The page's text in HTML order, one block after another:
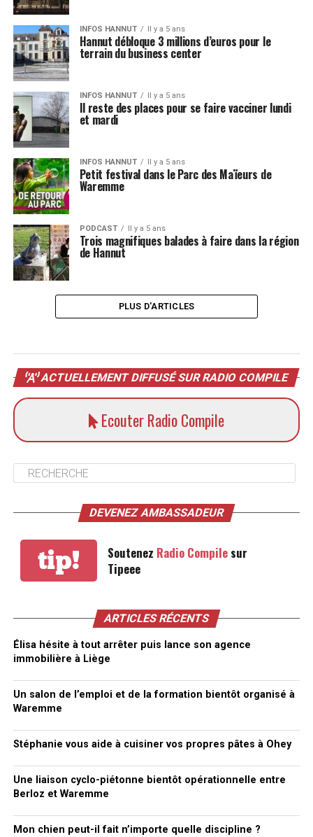
INFOS HANNUT Il y a 5 ans
Hannut débloque 3 millions d’euros pour le
terrain du business center
INFOS HANNUT Il y a 5 ans
Il reste des places pour se faire vacciner lundi
et mardi
INFOS HANNUT Il y a 5 ans
Petit festival dans le Parc des Maïeurs de
Waremme
PODCAST Il y a 5 ans
Trois magnifiques balades à faire dans la région
de Hannut
PLUS D'ARTICLES
ACTUELLEMENT DIFFUSÉ SUR RADIO COMPILE
Ecouter Radio Compile
DEVENEZ AMBASSADEUR
tip! Soutenez Radio Compilesur
Tipeee
ARTICLES RÉCENTS
Élisa hésite à tout arrêter puis lance son agence
immobilière à Liège
Un salon de l’emploi et de la formation bientôt organisé à
Waremme
Stéphanie vous aide à cuisiner vos propres pâtes à Ohey
Une liaison cyclo-piétonne bientôt opérationnelle entre
Berloz et Waremme
Mon chien peut-il fait n’importe quelle discipline ?